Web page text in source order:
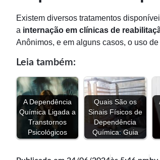
Existem diversos tratamentos
a internação em clínicas de
Anônimos, e em alguns casos, o uso de
Leia também:
A Dependência
Química Ligada a
Transtornos
Psicológicos
Quais São os
Sinais Físicos de
Dependência
Química: Guia